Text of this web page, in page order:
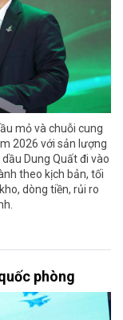
mỏ và chuỗi cung
2026 với sản lượng
Dung Quất đi vào
theo kịch bản, tối
dòng tiền, rủi ro
phòng